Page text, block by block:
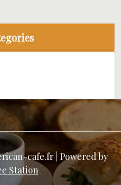
cafe.fr | Powered by
Station